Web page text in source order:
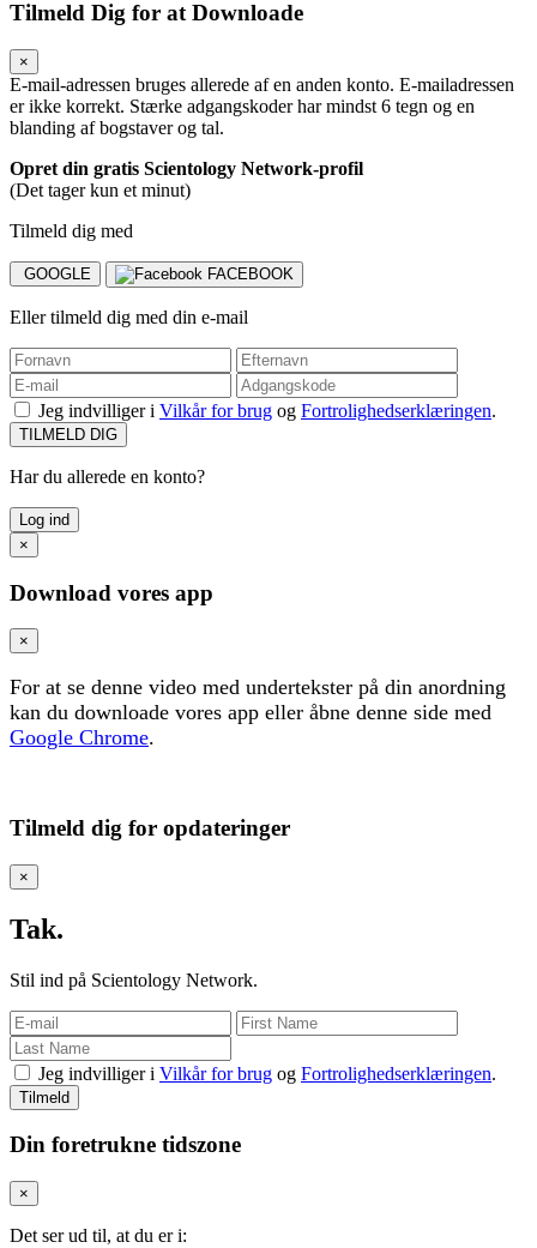
Tilmeld Dig for at Downloade
×
E-mail-adressen bruges allerede af en anden konto. E-mailadressen
er ikke korrekt. Stærke adgangskoder har mindst 6 tegn og en
blanding af bogstaver og tal.
Opret din gratis Scientology Network-profil
(Det tager kun et minut)
Tilmeld dig med
GOOGLE FACEBOOK
Eller tilmeld dig med din e-mail
Jeg indvilliger i Vilkår for brug og Fortrolighedserklæringen.
TILMELD DIG
Har du allerede en konto?
Log ind
×
Download vores app
×
For at se denne video med undertekster på din anordning
kan du downloade vores app eller åbne denne side med
Google Chrome.
Tilmeld dig for opdateringer
×
Tak.
Stil ind på Scientology Network.
Jeg indvilliger i Vilkår for brug og Fortrolighedserklæringen.
Tilmeld
Din foretrukne tidszone
×
Det ser ud til, at du er i: